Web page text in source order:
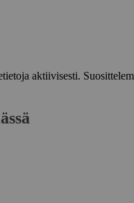
aktiivisesti.